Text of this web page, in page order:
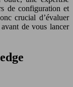
de configuration et
crucial d’évaluer
de vous lancer